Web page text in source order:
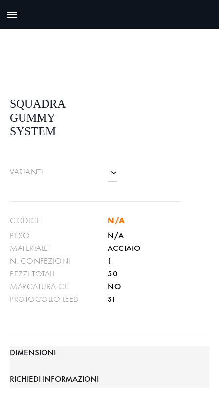
SQUADRA
GUMMY
SYSTEM
VARIANTI
CODICE N/A
PESO N/A
MATERIALE ACCIAIO
N. CONFEZIONI 1
PEZZI TOTALI 50
MARCATURA CE NO
PROTOCOLLO LEED SI
DIMENSIONI
RICHIEDI INFORMAZIONI